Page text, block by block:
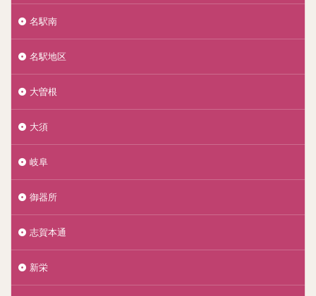
名駅南
名駅地区
大曽根
大須
岐阜
御器所
志賀本通
新栄